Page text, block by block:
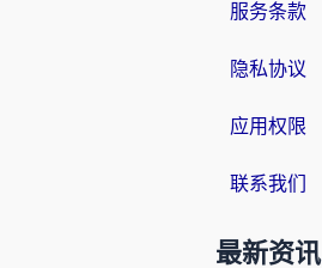
服务条款
隐私协议
应用权限
联系我们
最新资讯